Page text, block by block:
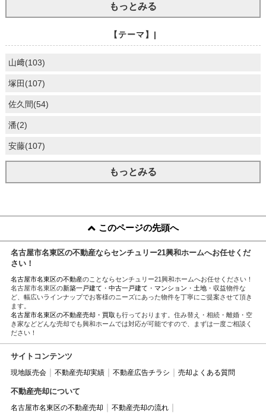
もっとみる
【テーマ】|
山﨑(103)
塚田(107)
佐久間(54)
潘(2)
安藤(107)
もっとみる
このページの先頭へ
名古屋市名東区の不動産ならセンチュリー21興和ホームへお任せくだ
さい！
名古屋市名東区の不動産のことならセンチュリー21興和ホームへお任せください！
名古屋市名東区の新築一戸建て ・ 中古一戸建て ・ マンション ・ 土地・収益物件な
ど、幅広いラインナップでお客様のニーズにあった物件を丁寧にご提案させて頂き
ます。
名古屋市名東区の不動産売却・買取 も行っております。住み替え・相続・離婚・空
き家などどんな売却でも興和ホームでは対応が可能ですので、まずは一度ご相談く
ださい！
サイトコンテンツ
現地販売会 不動産売却実績 不動産広告チラシ 売却よくある質問
不動産売却について
名古屋市名東区の不動産売却
不動産売却の流れ